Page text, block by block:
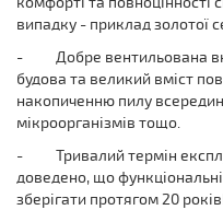
випадку - приклад золотої
-
Добре вентильована
будова та великий вміст
накопиченню пилу
мікроорганізмів тощо.
-
Тривалий термін
доведено, що
зберігати протягом 20